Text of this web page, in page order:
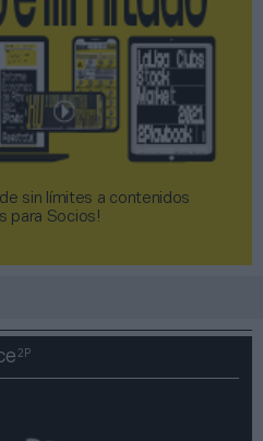
sin límites a contenidos
para Socios!​​​​​​​
2P